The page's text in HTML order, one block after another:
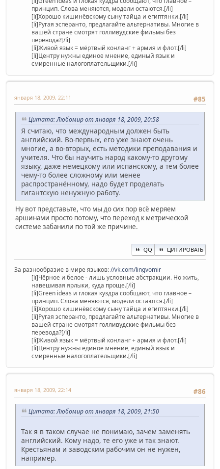
принцип. Слова меняются, модели остаются.[/li]
[li]Хорошо кишинёвскому сыну тайца и египтянки.[/li]
[li]Ругая эсперанто, предлагайте альтернативы. Многие в
вашей стране смотрят голливудские фильмы без
перевода?[/li]
[li]Живой язык = мёртвый конланг + армия и флот.[/li]
[li]Центру нужны единое мнение, единый язык и
смиренные налогоплательщики.[/li]
#85
января 18, 2009, 22:11
Цитата: Любомир от января 18, 2009, 20:58
Я считаю, что международным должен быть
английский. Во-первых, его уже знают очень
многие, а во-вторых, есть методики преподавания и
учителя. Что бы научить народ какому-то другому
языку, даже немецкому или испанскому, а тем более
чему-то более сложному или менее
распространённому, надо будет проделать
гигантскую ненужную работу.
Ну вот представьте, что мы до сих пор всё меряем
аршинами просто потому, что переход к метрической
системе забанили по той же причине.
QQ ЦИТИРОВАТЬ
За разнообразие в мире языков://vk.com/lingvomir
[li]Чёрное и белое - лишь условные абстракции. Но жить,
навешивая ярлыки, куда проще.[/li]
[li]Green ideas и глокая куздра сообщают, что главное –
принцип. Слова меняются, модели остаются.[/li]
[li]Хорошо кишинёвскому сыну тайца и египтянки.[/li]
[li]Ругая эсперанто, предлагайте альтернативы. Многие в
вашей стране смотрят голливудские фильмы без
перевода?[/li]
[li]Живой язык = мёртвый конланг + армия и флот.[/li]
[li]Центру нужны единое мнение, единый язык и
смиренные налогоплательщики.[/li]
#86
января 18, 2009, 22:14
Цитата: Любомир от января 18, 2009, 21:50
Так я в таком случае не понимаю, зачем заменять
английский. Кому надо, те его уже и так знают.
Крестьянам и заводским рабочим он не нужен,
например.